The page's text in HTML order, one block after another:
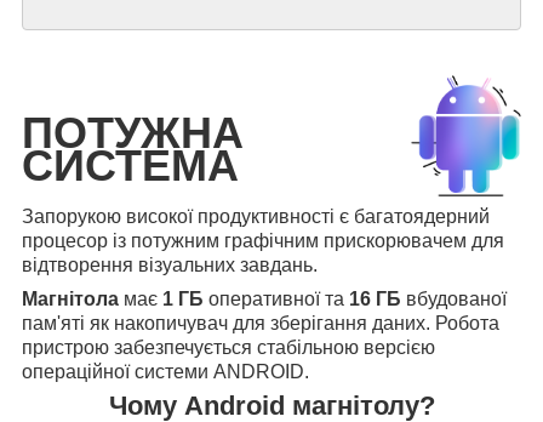
ПОТУЖНА
СИСТЕМА
Запорукою високої продуктивності є багатоядерний
процесор із потужним графічним прискорювачем для
відтворення візуальних завдань.
Магнітола має 1 ГБ оперативної та 16 ГБ вбудованої
пам'яті як накопичувач для зберігання даних. Робота
пристрою забезпечується стабільною версією
операційної системи ANDROID.
Чому Android магнітолу?